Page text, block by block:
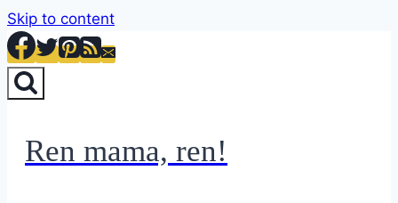
Skip to content
Ren mama, ren!